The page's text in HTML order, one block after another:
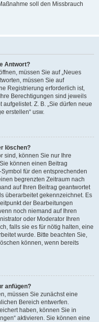
soll den Missbrauch
Antwort?
müssen Sie auf „Neues
müssen Sie auf
Registrierung erforderlich ist,
Berechtigungen sind jeweils
Z. B. „Sie dürfen neue
erstellen“ usw.
löschen?
sind, können Sie nur Ihre
können einen Beitrag
für den entsprechenden
begrenzten Zeitraum nach
auf Ihren Beitrag geantwortet
überarbeitet gekennzeichnet. Es
der Bearbeitungen
noch niemand auf Ihren
oder Moderator Ihren
falls sie es für nötig halten, eine
wurde. Bitte beachten Sie,
können, wenn bereits
anfügen?
müssen Sie zunächst eine
Bereich entwerfen.
haben, können Sie in
aktivieren. Sie können eine